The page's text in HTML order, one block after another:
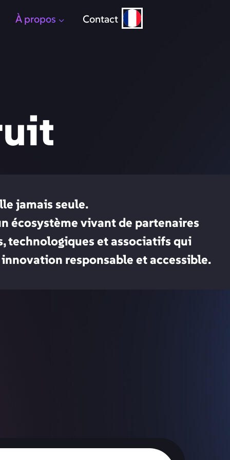
À propos Contact
jamais seule.
écosystème vivant de partenaires
technologiques et associatifs qui
responsable et accessible.